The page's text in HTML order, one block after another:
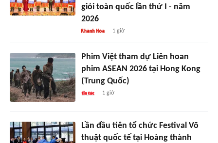
giỏi toàn quốc lần thứ I - năm
2026
1 giờ
Phim Việt tham dự Liên hoan
phim ASEAN 2026 tại Hong Kong
(Trung Quốc)
1 giờ
Lần đầu tiên tổ chức Festival Võ
thuật quốc tế tại Hoàng thành